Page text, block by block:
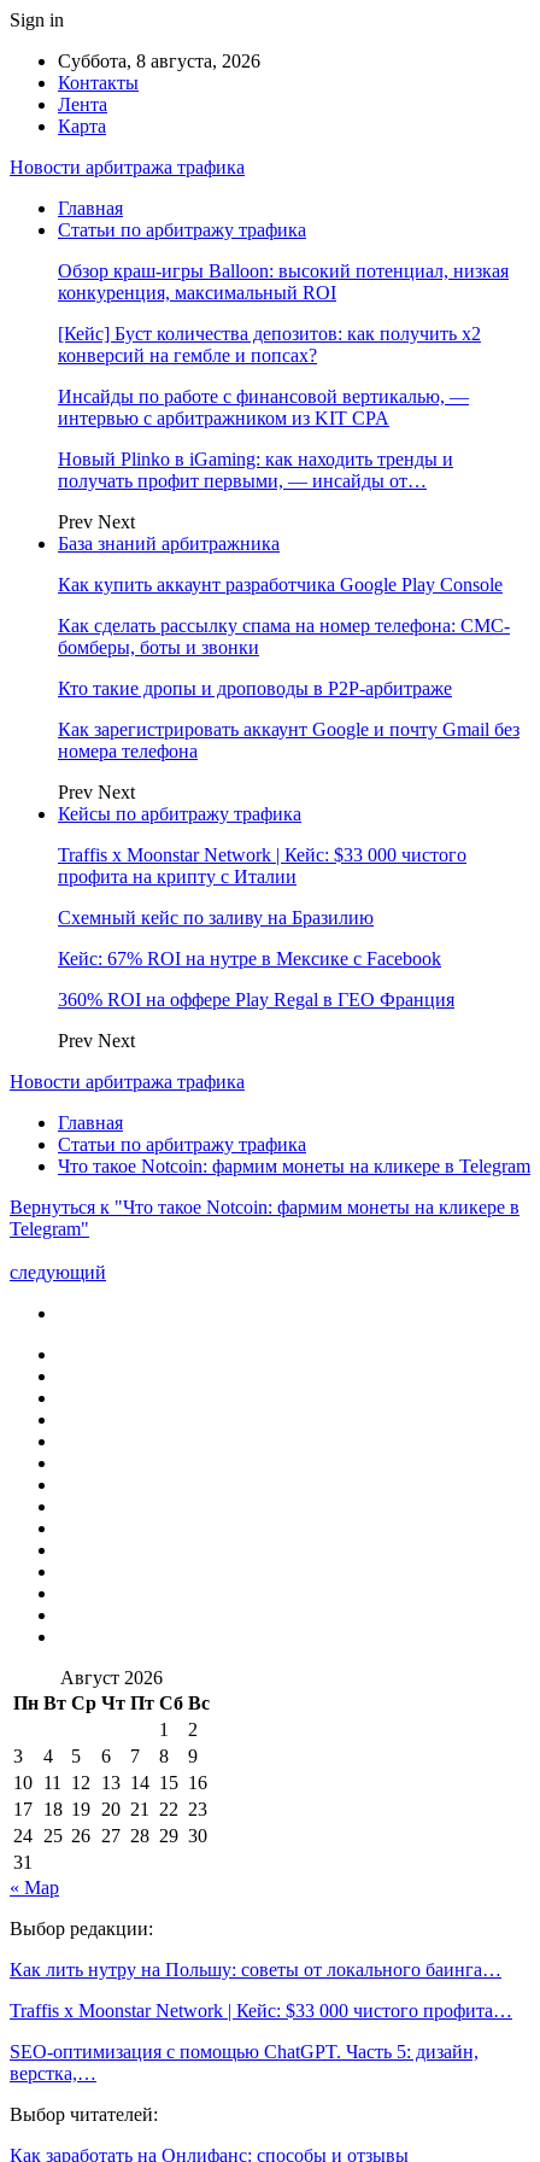
Sign in
Суббота, 8 августа, 2026
Контакты
Лента
Карта
Новости арбитража трафика
Главная
Статьи по арбитражу трафика
Обзор краш-игры Balloon: высокий потенциал, низкая
конкуренция, максимальный ROI
[Кейс] Буст количества депозитов: как получить х2
конверсий на гембле и попсах?
Инсайды по работе с финансовой вертикалью, —
интервью с арбитражником из KIT CPA
Новый Plinko в iGaming: как находить тренды и
получать профит первыми, — инсайды от…
Prev Next
База знаний арбитражника
Как купить аккаунт разработчика Google Play Console
Как сделать рассылку спама на номер телефона: СМС-
бомберы, боты и звонки
Кто такие дропы и дроповоды в P2P-арбитраже
Как зарегистрировать аккаунт Google и почту Gmail без
номера телефона
Prev Next
Кейсы по арбитражу трафика
Traffis x Moonstar Network | Кейс: $33 000 чистого
профита на крипту с Италии
Схемный кейс по заливу на Бразилию
Кейс: 67% ROI на нутре в Мексике с Facebook
360% ROI на оффере Play Regal в ГЕО Франция
Prev Next
Новости арбитража трафика
Главная
Статьи по арбитражу трафика
Что такое Notcoin: фармим монеты на кликере в Telegram
Вернуться к "Что такое Notcoin: фармим монеты на кликере в
Telegram"
следующий
Август 2026
Пн Вт Ср Чт Пт Сб Вс
1
2
3
4 5 6 7 8
9
10 11 12 13 14 15 16
17 18 19 20 21 22 23
24 25 26 27 28 29 30
31
« Мар
Выбор редакции:
Как лить нутру на Польшу: советы от локального баинга…
Traffis x Moonstar Network | Кейс: $33 000 чистого профита…
SEO-оптимизация с помощью ChatGPT. Часть 5: дизайн,
верстка,…
Выбор читателей:
Как заработать на Онлифанс: способы и отзывы